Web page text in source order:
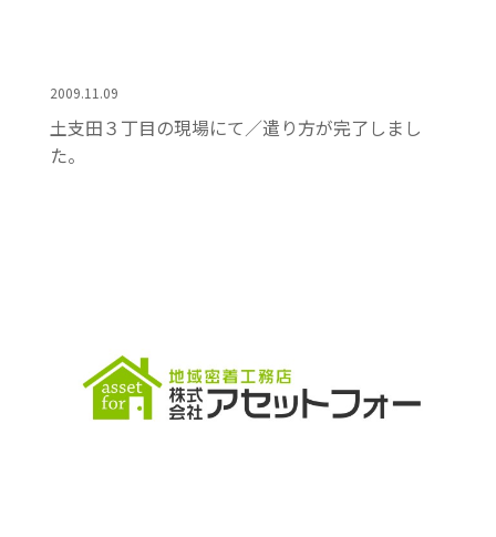
2009.11.09
土支田３丁目の現場にて／遣り方が完了しまし
た。